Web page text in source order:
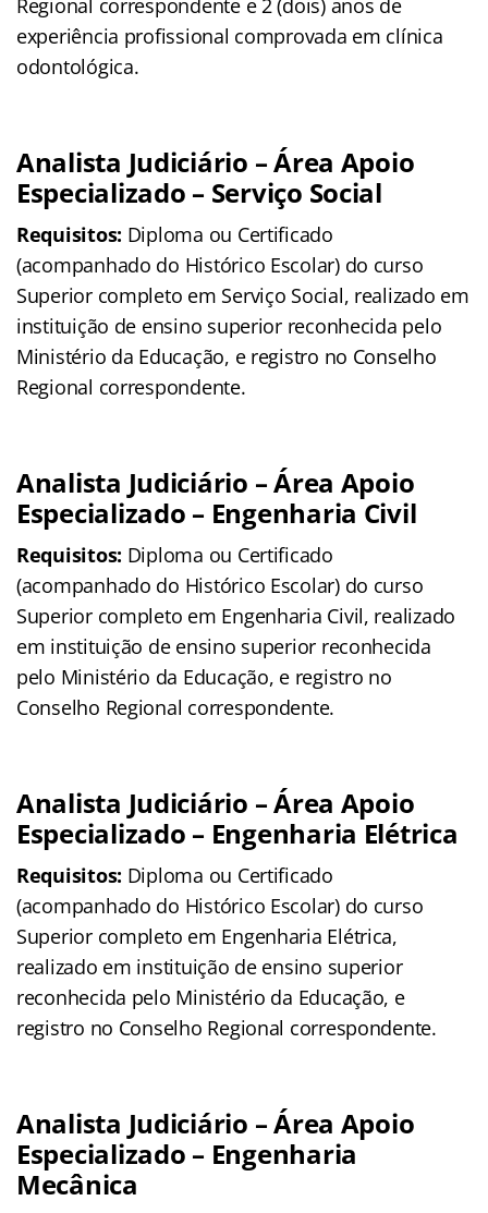
Regional correspondente e 2 (dois) anos de
experiência profissional comprovada em clínica
odontológica.
Analista Judiciário – Área Apoio
Especializado – Serviço Social
Requisitos: Diploma ou Certificado
(acompanhado do Histórico Escolar) do curso
Superior completo em Serviço Social, realizado em
instituição de ensino superior reconhecida pelo
Ministério da Educação, e registro no Conselho
Regional correspondente.
Analista Judiciário – Área Apoio
Especializado – Engenharia Civil
Requisitos: Diploma ou Certificado
(acompanhado do Histórico Escolar) do curso
Superior completo em Engenharia Civil, realizado
em instituição de ensino superior reconhecida
pelo Ministério da Educação, e registro no
Conselho Regional correspondente.
Analista Judiciário – Área Apoio
Especializado – Engenharia Elétrica
Requisitos: Diploma ou Certificado
(acompanhado do Histórico Escolar) do curso
Superior completo em Engenharia Elétrica,
realizado em instituição de ensino superior
reconhecida pelo Ministério da Educação, e
registro no Conselho Regional correspondente.
Analista Judiciário – Área Apoio
Especializado – Engenharia
Mecânica